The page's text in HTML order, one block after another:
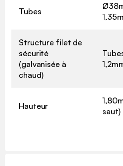
Tubes
Structure filet de
sécurité
(galvanisée à
chaud)
Hauteur
saut)